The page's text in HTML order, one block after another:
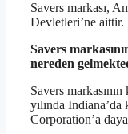
Savers markası,
Devletleri’ne aittir.
Savers
nereden
Savers
yılında
Corporation’a